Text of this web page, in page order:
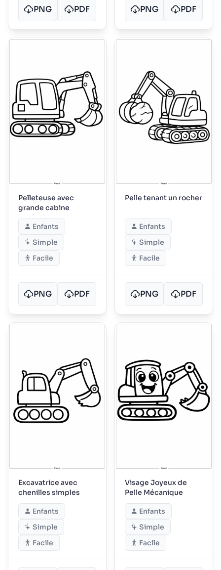
PNG PDF PNG PDF
Pelleteuse avec
grande cabine
Enfants
Simple
Facile
PNG PDF
Pelle tenant un rocher
Enfants
Simple
Facile
PNG PDF
Excavatrice avec
chenilles simples
Enfants
Simple
Facile
Visage Joyeux de
Pelle Mécanique
Enfants
Simple
Facile